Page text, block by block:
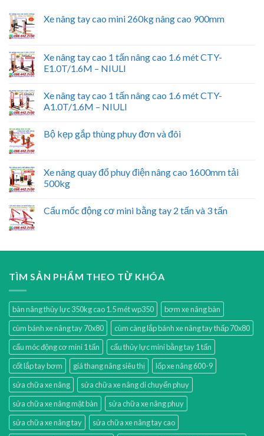
Xe nâng tay cao mini 260kg nâng cao 900mm
Xe nâng tay cao 1 tấn nâng cao 1.6 mét CTY-
E1.0T/1.6M – NIULI
Xe nâng tay cao 1 tấn nâng cao 1.6 mét CTY-
A1.0T/1.6M – NIULI
Bộ kẹp gắp thùng phuy đơn và đôi
Xe nâng quay đổ phuy điện nâng cao 1600mm tải
500kg
Cẩu mốc động cơ mini bằng tay 2 tấn và 3 tấn
TÌM SẢN PHẨM THEO TỪ KHÓA
bàn nâng thủy lực 350kg cao 1.5 mét wp350
bơm xe nâng bàn
cùm bánh xe nâng tay 70x80
cùm càng lắp bánh xe nâng tay thấp 70x80
cẩu móc động cơ mini 1 tấn
cẩu thủy lực mini bằng tay 1 tấn
cốt lắp tay bơm
giá thang nâng siêu thị
lốp xe nâng 600-9
sửa chữa xe nâng
sửa chữa xe nâng di chuyển phuy
sửa chữa xe nâng mặt bàn
sửa chữa xe nâng phuy
sửa chữa xe nâng tay
sửa chữa xe nâng tay cao